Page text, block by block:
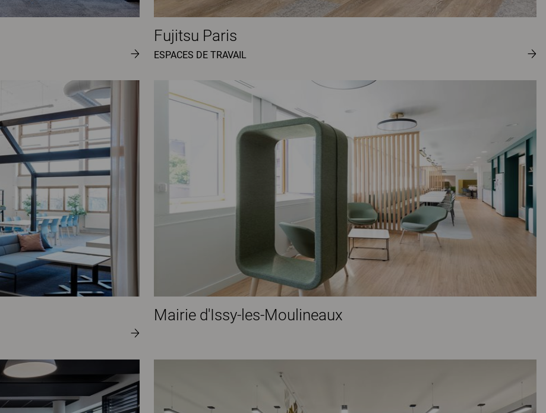
Fujitsu Paris
ESPACES DE TRAVAIL
Mairie d'Issy-les-Moulineaux